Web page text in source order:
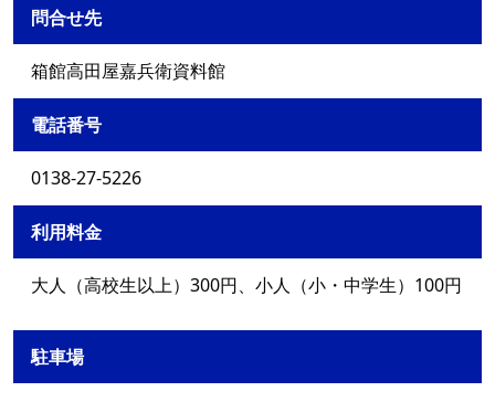
問合せ先
箱館高田屋嘉兵衛資料館
電話番号
0138-27-5226
利用料金
大人（高校生以上）300円、小人（小・中学生）100円
駐車場